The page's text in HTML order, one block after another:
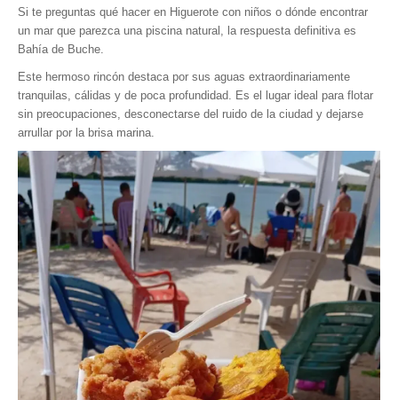
Si te preguntas qué hacer en Higuerote con niños o dónde encontrar
un mar que parezca una piscina natural, la respuesta definitiva es
Bahía de Buche.
Este hermoso rincón destaca por sus aguas extraordinariamente
tranquilas, cálidas y de poca profundidad. Es el lugar ideal para flotar
sin preocupaciones, desconectarse del ruido de la ciudad y dejarse
arrullar por la brisa marina.